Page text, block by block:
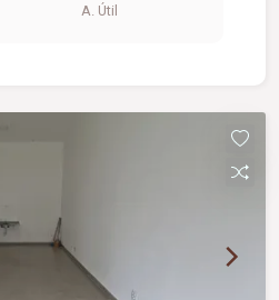
A. Útil